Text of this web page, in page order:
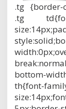
.tg {border-
.tg
bottom-
th{font-